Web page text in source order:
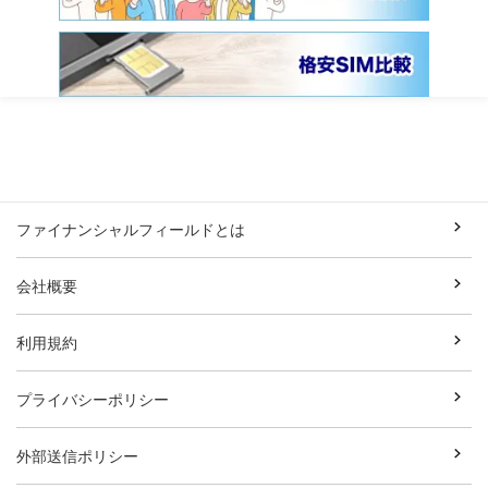
ファイナンシャルフィールドとは
会社概要
利用規約
プライバシーポリシー
外部送信ポリシー